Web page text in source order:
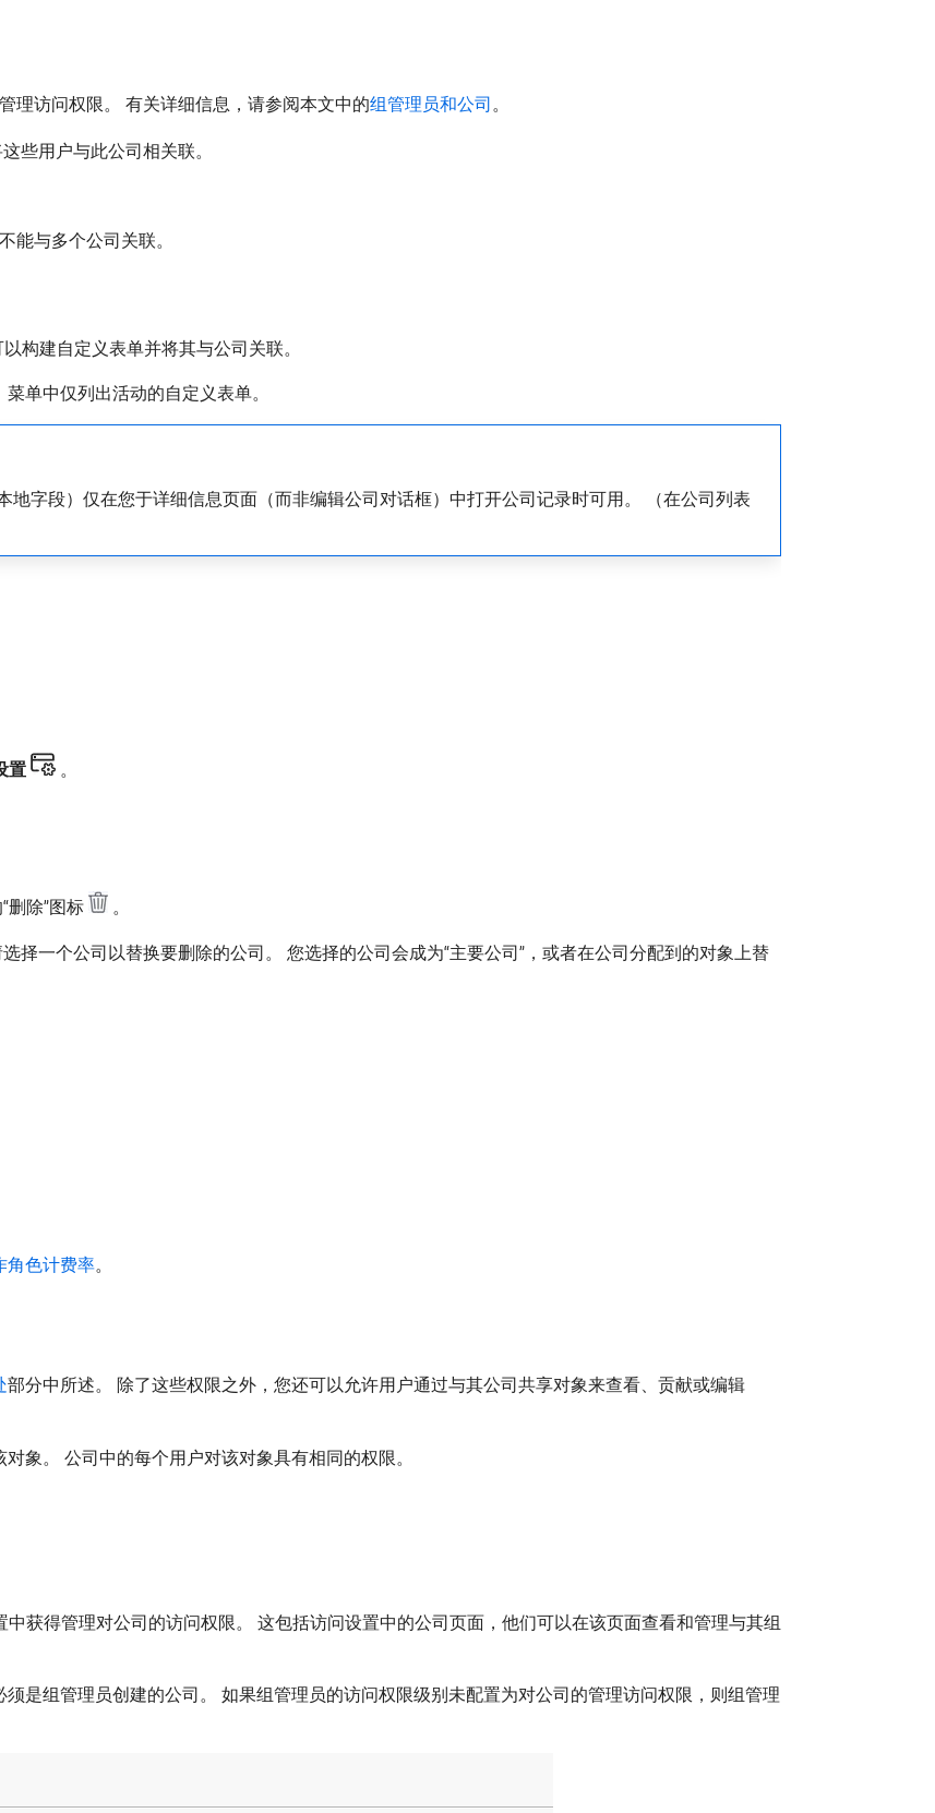
理访问权限。 有关详细信息，请参阅本文中的组管理员和公司。
些用户与此公司相关联。
能与多个公司关联。
构建自定义表单并将其与公司关联。
单中仅列出活动的自定义表单。
地字段）仅在您于详细信息页面（而非编辑公司对话框）中打开公司记录时可用。 （在公司列表
置 。
删除”图标 。
择一个公司以替换要删除的公司。 您选择的公司会成为“主要公司”，或者在公司分配到的对象上替
角色计费率。
部分中所述。 除了这些权限之外，您还可以允许用户通过与其公司共享对象来查看、贡献或编辑
象。 公司中的每个用户对该对象具有相同的权限。
获得管理对公司的访问权限。 这包括访问设置中的公司页面，他们可以在该页面查看和管理与其组
是组管理员创建的公司。 如果组管理员的访问权限级别未配置为对公司的管理访问权限，则组管理